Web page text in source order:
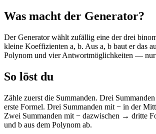
Was macht der Generator?
Der Generator wählt zufällig eine der drei
kleine Koeffizienten a, b. Aus a, b baut er das
Polynom und vier Antwortmöglichkeiten — nur
So löst du
Zähle zuerst die Summanden. Drei
erste Formel. Drei Summanden mit − in der
Zwei Summanden mit − dazwischen → dritte
und b aus dem Polynom ab.